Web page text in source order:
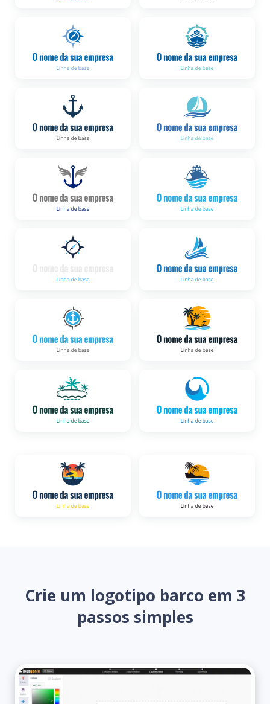
Crie um logotipo barco em 3
passos simples